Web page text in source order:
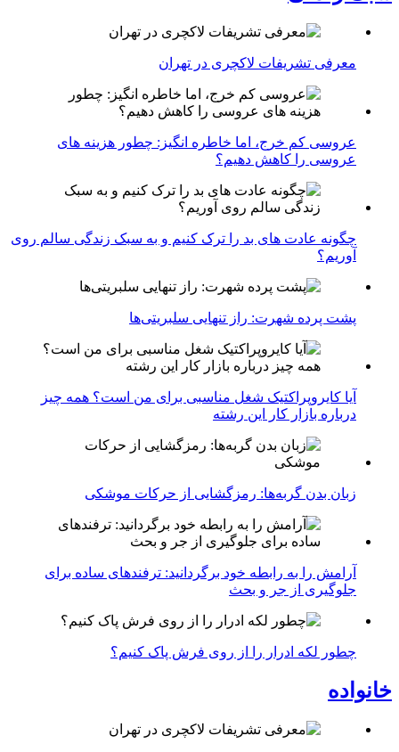
معرفی تشریفات لاکچری در تهران
عروسی کم خرج، اما خاطره انگیز: چطور هزینه های
عروسی را کاهش دهیم؟
چگونه عادت‌ های بد را ترک کنیم و به سبک زندگی سالم روی
آوریم؟
پشت پرده شهرت: راز تنهایی سلبریتی‌ها
آیا کایروپراکتیک شغل مناسبی برای من است؟ همه چیز
درباره بازار کار این رشته
زبان بدن گربه‌ها: رمزگشایی از حرکات موشکی
آرامش را به رابطه خود برگردانید: ترفندهای ساده برای
جلوگیری از جر و بحث
چطور لکه ادرار را از روی فرش پاک کنیم؟
خانواده